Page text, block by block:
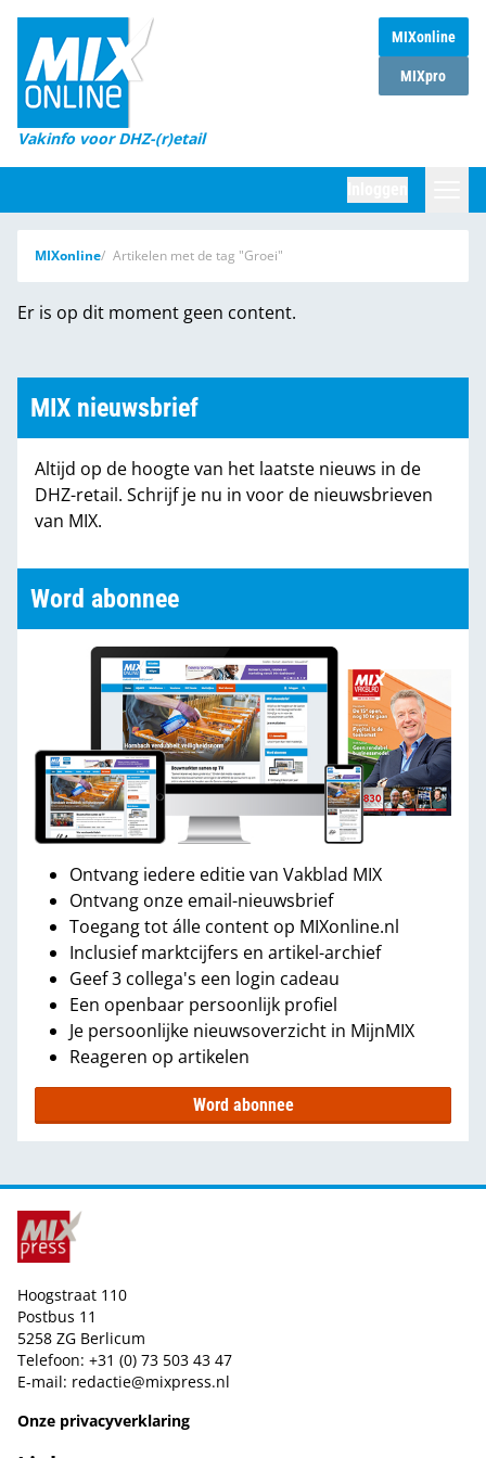
MIXonline
MIXpro
Vakinfo voor DHZ-(r)etail
Home
Magazines
DHZ Sessie
Marktcijfers
Word abonnee
MIXonline Artikelen met de tag "Groei"
Er is op dit moment geen content.
MIX nieuwsbrief
Altijd op de hoogte van het laatste nieuws in de
DHZ-retail. Schrijf je nu in voor de nieuwsbrieven
van MIX.
Word abonnee
Ontvang iedere editie van Vakblad MIX
Ontvang onze email-nieuwsbrief
Toegang tot álle content op MIXonline.nl
Inclusief marktcijfers en artikel-archief
Geef 3 collega's een login cadeau
Een openbaar persoonlijk profiel
Je persoonlijke nieuwsoverzicht in MijnMIX
Reageren op artikelen
Word abonnee
Hoogstraat 110
Postbus 11
5258 ZG Berlicum
Telefoon: +31 (0) 73 503 43 47
E-mail: redactie@mixpress.nl
Onze privacyverklaring